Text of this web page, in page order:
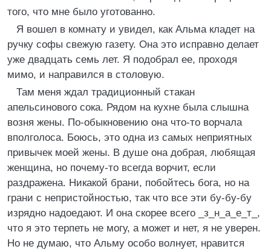
того, что мне было уготованно.
Я вошел в комнату и увидел, как Альма кладет на
ручку софы свежую газету. Она это исправно делает
уже двадцать семь лет. Я подобрал ее, проходя
мимо, и направился в столовую.
Там меня ждал традиционный стакан
апельсинового сока. Рядом на кухне была слышна
возня жены. По-обыкновению она что-то ворчала
вполголоса. Боюсь, это одна из самых неприятных
привычек моей жены. В душе она добрая, любящая
женщина, но почему-то всегда ворчит, если
раздражена. Никакой брани, побойтесь бога, но на
грани с непристойностью, так что все эти бу-бу-бу
изрядно надоедают. И она скорее всего _з_н_а_е_т_,
что я это терпеть не могу, а может и нет, я не уверен.
Но не думаю, что Альму особо волнует, нравится